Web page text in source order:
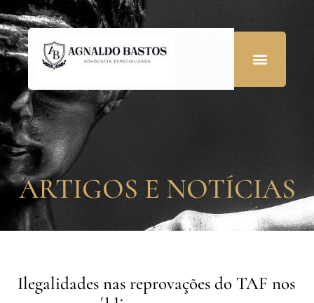
ARTIGOS E NOTÍCIAS
Ilegalidades nas reprovações do TAF nos